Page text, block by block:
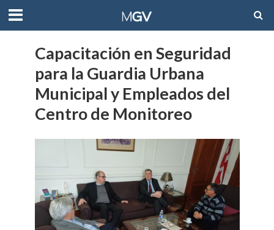
Capacitación en Seguridad
para la Guardia Urbana
Municipal y Empleados del
Centro de Monitoreo